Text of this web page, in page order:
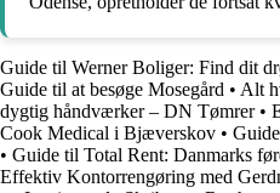
Guide til Werner Boliger: Find dit
Guide til at besøge Mosegård • Alt
dygtig håndværker – DN Tømrer•
Cook Medical i Bjæverskov •
• Guide til Total Rent: Danmarks
Effektiv Kontorrengøring med